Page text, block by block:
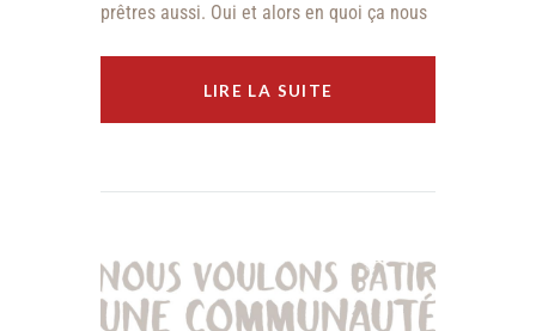
prêtres aussi. Oui et alors en quoi ça nous
LIRE LA SUITE